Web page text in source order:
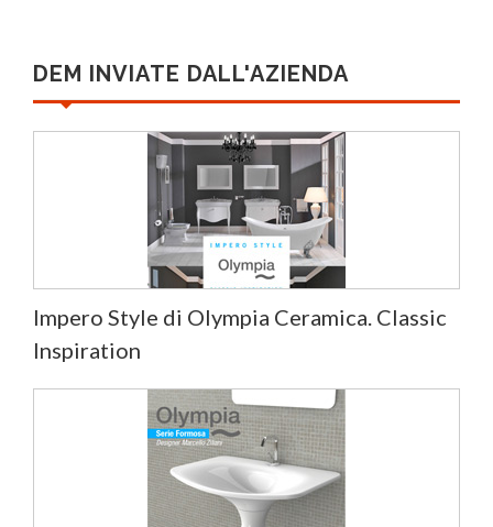
DEM INVIATE DALL'AZIENDA
Impero Style di Olympia Ceramica. Classic
Inspiration